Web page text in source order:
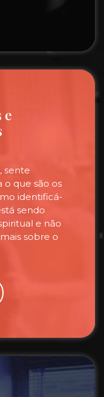
e
sente
o que são os
identificá-
sendo
e não
sobre o